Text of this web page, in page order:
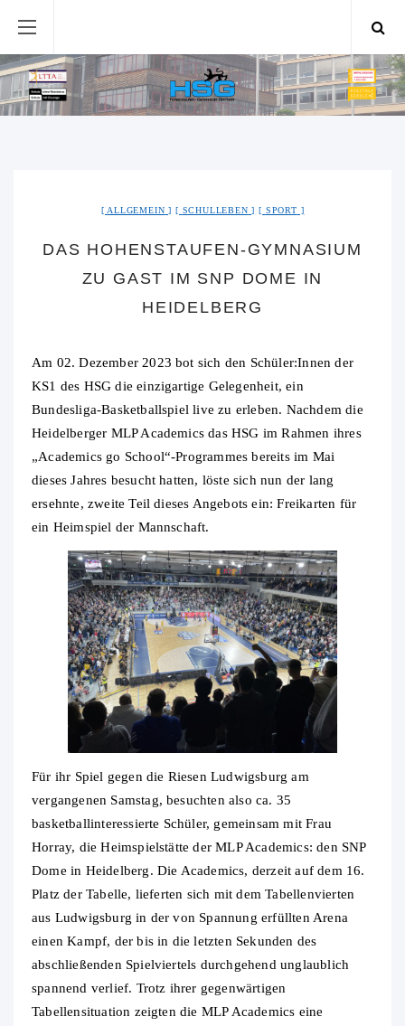
ALLGEMEIN SCHULLEBEN SPORT
DAS HOHENSTAUFEN-GYMNASIUM
ZU GAST IM SNP DOME IN
HEIDELBERG
Am 02. Dezember 2023 bot sich den Schüler:Innen der
KS1 des HSG die einzigartige Gelegenheit, ein
Bundesliga-Basketballspiel live zu erleben. Nachdem die
Heidelberger MLP Academics das HSG im Rahmen ihres
„Academics go School“-Programmes bereits im Mai
dieses Jahres besucht hatten, löste sich nun der lang
ersehnte, zweite Teil dieses Angebots ein: Freikarten für
ein Heimspiel der Mannschaft.
Für ihr Spiel gegen die Riesen Ludwigsburg am
vergangenen Samstag, besuchten also ca. 35
basketballinteressierte Schüler, gemeinsam mit Frau
Horray, die Heimspielstätte der MLP Academics: den SNP
Dome in Heidelberg. Die Academics, derzeit auf dem 16.
Platz der Tabelle, lieferten sich mit dem Tabellenvierten
aus Ludwigsburg in der von Spannung erfüllten Arena
einen Kampf, der bis in die letzten Sekunden des
abschließenden Spielviertels durchgehend unglaublich
spannend verlief. Trotz ihrer gegenwärtigen
Tabellensituation zeigten die MLP Academics eine